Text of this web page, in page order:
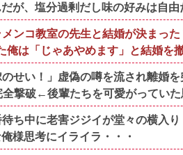
が、塩分過剰だし味の好みは自由
ンコ教室の先生と結婚が決まっ
俺は「じゃあやめます」と結婚を
せい！」虚偽の噂を流され離婚
撃破←後輩たちを可愛がってい
ち中に老害ジジイが堂々の横入
様思考にイライラ・・・